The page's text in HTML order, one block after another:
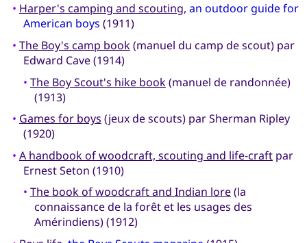
• Harper's camping and scouting, an outdoor guide for
American boys (1911)
• The Boy's camp book(manuel du camp de scout) par
Edward Cave (1914)
• The Boy Scout's hike book(manuel de randonnée)
(1913)
• Games for boys (jeux de scouts) par Sherman Ripley
(1920)
• A handbook of woodcraft, scouting and life-craftpar
Ernest Seton (1910)
• The book of woodcraft and Indian lore(la
connaissance de la forêt et les usages des
Amérindiens) (1912)